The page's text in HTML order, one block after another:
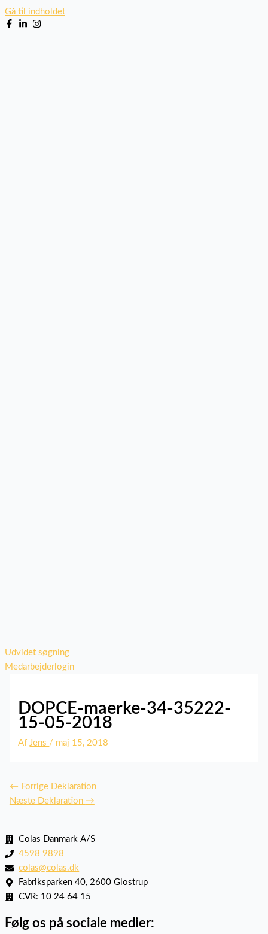
Gå til indholdet
Udvidet søgning
Medarbejderlogin
DOPCE-maerke-34-35222-
15-05-2018
Af Jens / maj 15, 2018
← Forrige Deklaration
Næste Deklaration →
Colas Danmark A/S
4598 9898
colas@colas.dk
Fabriksparken 40, 2600 Glostrup
CVR: 10 24 64 15
Følg os på sociale medier: